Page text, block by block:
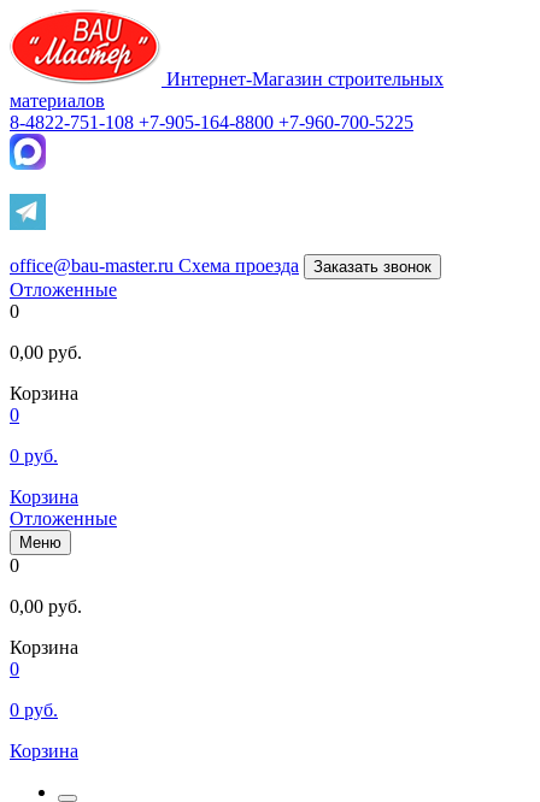
Интернет-Магазин строительных
материалов
8-4822-751-108 +7-905-164-8800 +7-960-700-5225
office@bau-master.ru Схема проезда Заказать звонок
Отложенные
0
0,00 руб.
Корзина
0
0 руб.
Корзина
Отложенные
Меню
0
0,00 руб.
Корзина
0
0 руб.
Корзина